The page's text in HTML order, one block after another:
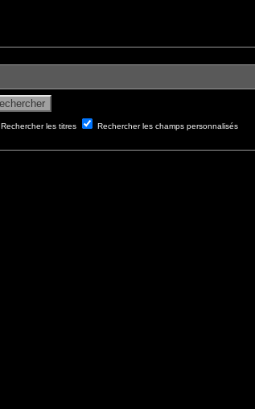
Rechercher les titres
Rechercher les champs personnalisés